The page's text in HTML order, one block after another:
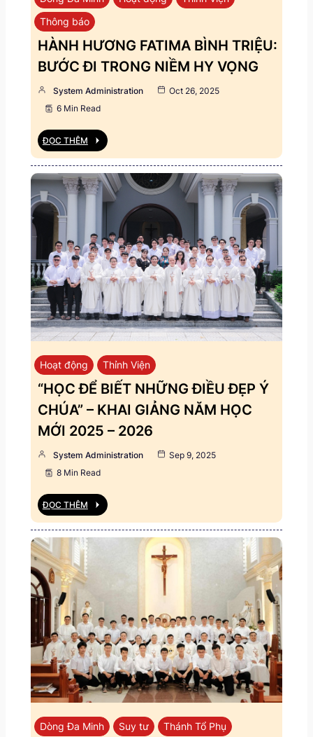
Thông báo
HÀNH HƯƠNG FATIMA BÌNH TRIỆU:
BƯỚC ĐI TRONG NIỀM HY VỌNG
System Administration
Oct 26, 2025
6 Min Read
ĐỌC THÊM
Hoạt động Thỉnh Viện
“HỌC ĐỂ BIẾT NHỮNG ĐIỀU ĐẸP Ý
CHÚA” – KHAI GIẢNG NĂM HỌC
MỚI 2025 – 2026
System Administration
Sep 9, 2025
8 Min Read
ĐỌC THÊM
Dòng Đa Minh Suy tư
Thánh Tổ Phụ